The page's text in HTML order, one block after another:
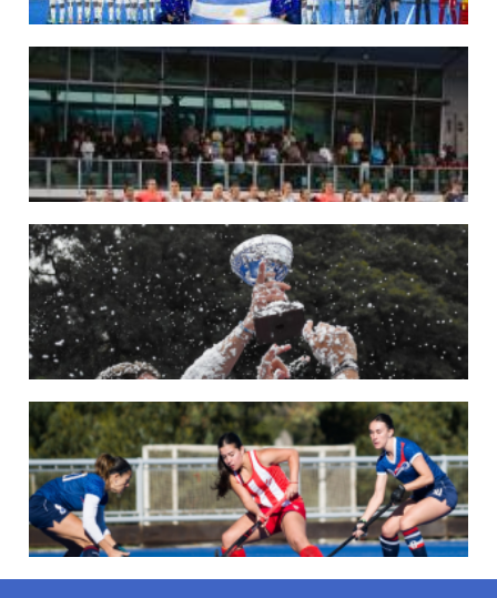
29/05/2026
LOS LEONES CONVOCADOS PARA LA VENTANA EUROPEA DE P...
En junio, el seleccionado nacional disputará las últimas dos ventanas de Pro
League 2025-26 en Inglaterra y Alemania.
LEER MÁS
22/05/2026
LAS LEONAS CONVOCADAS PARA LA VENTANA EUROPEA DE P...
En junio, el seleccionado nacional disputará las últimas dos ventanas de Pro
League 2025-26 en Bélgica e Inglaterra.
18/05/2026
SE DEFINIERON LOS CAMPEONES DE LA PRIMERA FASE DE ...
Del 13 al 17 de mayo se llevó a cabo el torneo que reúne a los mejores clubes del
país.
LEER MÁS
13/05/2026